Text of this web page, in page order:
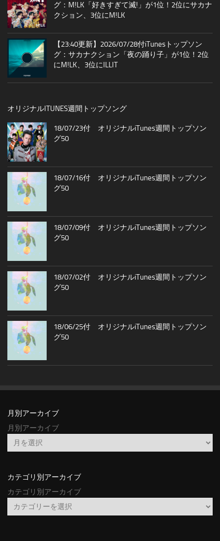
グ：M!LK「好きすぎて滅!」が1位！2位にサカナ
クション、3位にM!LK
【23:40更新】2026/07/28付iTunesトップソン
グ：サカナクション「夜の踊り子」が1位！2位
にM!LK、3位にILLIT
オリジナルITUNES週間トップソング
18/07/23付 オリジナルiTunes週間トップソン
グ50
18/07/16付 オリジナルiTunes週間トップソン
グ50
18/07/09付 オリジナルiTunes週間トップソン
グ50
18/07/02付 オリジナルiTunes週間トップソン
グ50
18/06/25付 オリジナルiTunes週間トップソン
グ50
月別アーカイブ
月別アーカイブ
カテゴリ別アーカイブ
カテゴリ別アーカイブ